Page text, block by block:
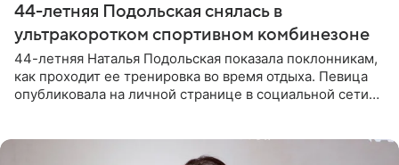
44-летняя Подольская снялась в
ультракоротком спортивном комбинезоне
44-летняя Наталья Подольская показала поклонникам,
как проходит ее тренировка во время отдыха. Певица
опубликовала на личной странице в социальной сети